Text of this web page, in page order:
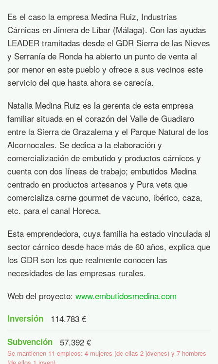
Es el caso la empresa Medina Ruiz, Industrias
Cárnicas en Jimera de Líbar (Málaga). Con las ayudas
LEADER tramitadas desde el GDR Sierra de las Nieves
y Serranía de Ronda ha abierto un punto de venta al
por menor en este pueblo y ofrece a sus vecinos este
servicio del que hasta ahora se carecía.
Natalia Medina Ruiz es la gerenta de esta empresa
familiar situada en el corazón del Valle de Guadiaro
entre la Sierra de Grazalema y el Parque Natural de los
Alcornocales. Se dedica a la elaboración y
comercialización de embutido y productos cárnicos y
cuenta con dos líneas de trabajo; embutidos Medina
centrado en productos artesanos y Pura veta que
comercializa carne gourmet de vacuno, ibérico, caza,
etc. para el canal Horeca.
Esta emprendedora, cuya familia ha estado vinculada al
sector cárnico desde hace más de 60 años, explica que
los GDR son los que realmente conocen las
necesidades de las empresas rurales.
Web del proyecto: www.embutidosmedina.com
Inversión 114.783 €
Subvención 57.392 €
Se mantienen 11 empleos: 4 mujeres (de ellas 2 jóvenes) y 7 hombres